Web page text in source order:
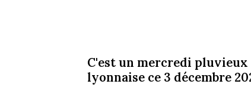
C'est un mercredi
lyonnaise ce 3 décembre